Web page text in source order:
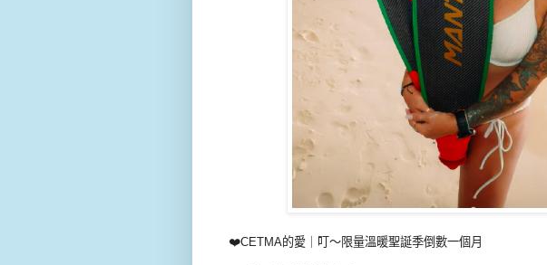
❤️CETMA的愛｜叮～限量溫暖聖誕季倒數一個月